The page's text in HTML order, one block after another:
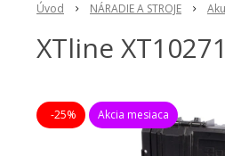
Úvod NÁRADIE A STROJE
XTline
-25% Akcia mesiaca